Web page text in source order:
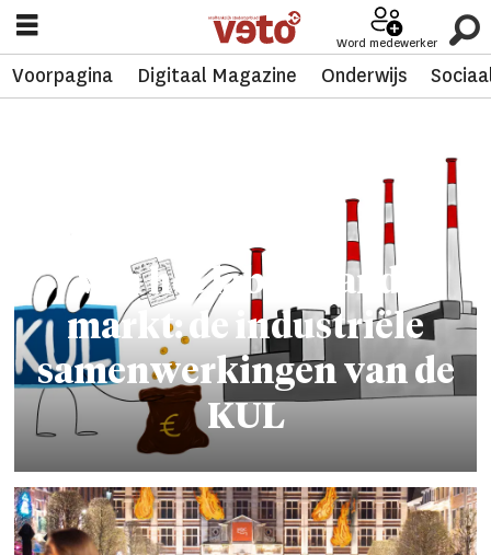
Word medewerker
Voorpagina Digitaal Magazine Onderwijs
Van het labo naar de
markt: de industriële
samenwerkingen van de
KUL